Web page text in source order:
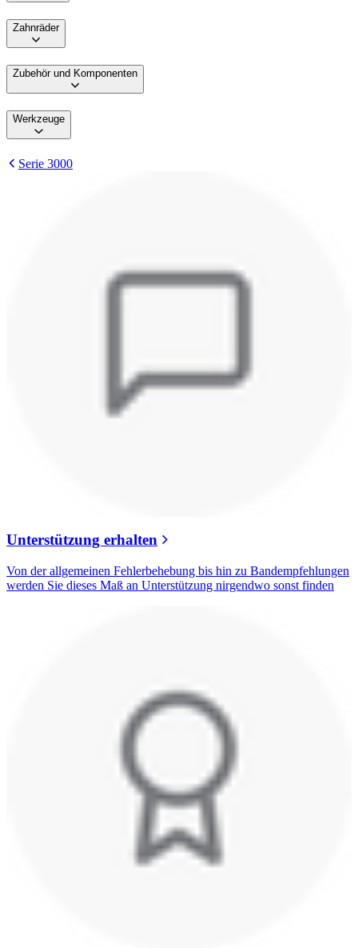
Zahnräder
Zubehör und Komponenten
Werkzeuge
Serie 3000
Unterstützung erhalten
Von der allgemeinen Fehlerbehebung bis hin zu Bandempfehlungen
werden Sie dieses Maß an Unterstützung nirgendwo sonst finden